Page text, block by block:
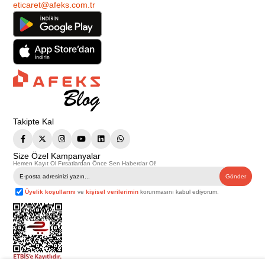
eticaret@afeks.com.tr
Takipte Kal
Size Özel Kampanyalar
Hemen Kayıt Ol Fırsatlardan Önce Sen Haberdar Ol!
Gönder
Üyelik koşullarını vekişisel verilerimin korunmasını kabul ediyorum.